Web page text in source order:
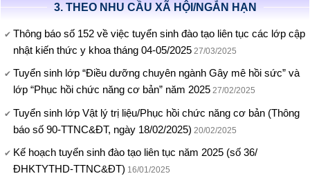
3. THEO NHU CẦU XÃ HỘI/NGẮN HẠN
Thông báo số 152 về việc tuyển sinh đào tạo liên tục các lớp cập
nhật kiến thức y khoa tháng 04-05/2025 27/03/2025
Tuyển sinh lớp “Điều dưỡng chuyên ngành Gây mê hồi sức” và
lớp “Phục hồi chức năng cơ bản” năm 2025 27/02/2025
Tuyển sinh lớp Vật lý trị liệu/Phục hồi chức năng cơ bản (Thông
báo số 90-TTNC&ĐT, ngày 18/02/2025) 20/02/2025
Kế hoạch tuyển sinh đào tạo liên tục năm 2025 (số 36/
ĐHKTYTHD-TTNC&ĐT) 16/01/2025